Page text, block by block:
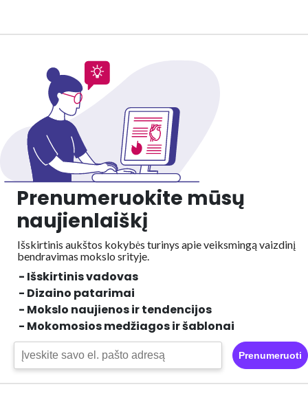
Prenumeruokite mūsų
naujienlaiškį
Išskirtinis aukštos kokybės turinys apie veiksmingą vaizdinį
bendravimas mokslo srityje.
- Išskirtinis vadovas
- Dizaino patarimai
- Mokslo naujienos ir tendencijos
- Mokomosios medžiagos ir šablonai
Prenumeruoti